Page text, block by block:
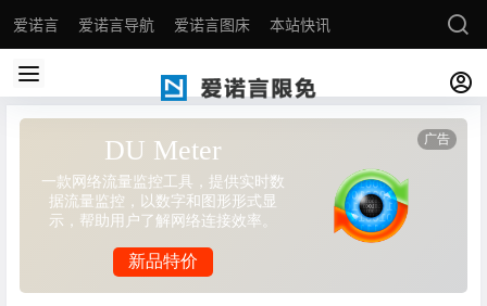
爱诺言 爱诺言导航 爱诺言图床 本站快讯